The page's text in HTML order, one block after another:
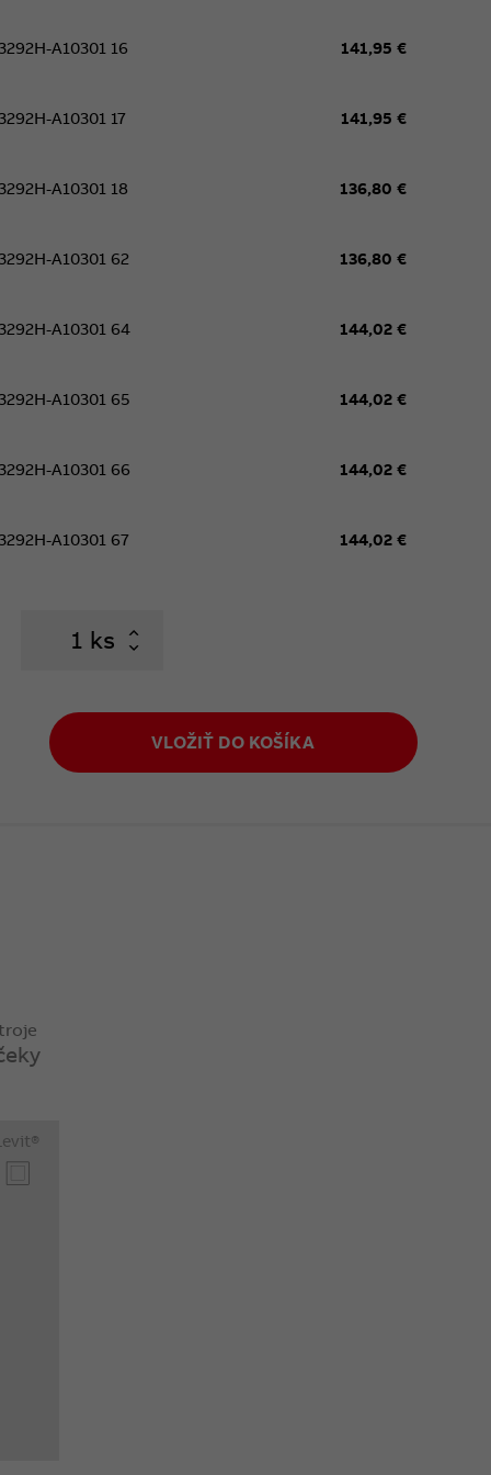
A10301 16 141,95 €
A10301 17 141,95 €
A10301 18 136,80 €
A10301 62 136,80 €
A10301 64 144,02 €
A10301 65 144,02 €
A10301 66 144,02 €
A10301 67 144,02 €
ks
VLOŽIŤ DO KOŠÍKA